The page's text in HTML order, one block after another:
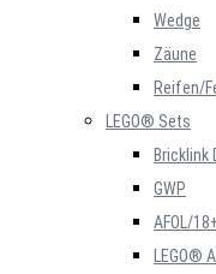
Wedge
Zäune
Reifen/
LEGO® Sets
Bricklink
GWP
AFOL/
LEGO®